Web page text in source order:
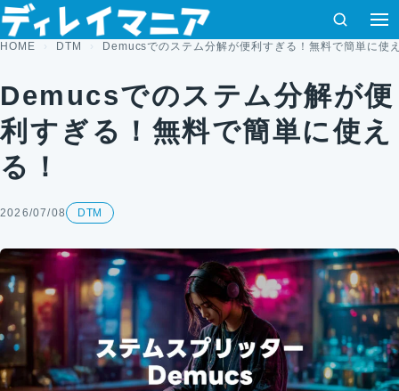
コンテンツへスキップ
検索
HOME DTM Demucsでのステム分解が便利すぎる！無料で簡単に使
Demucsでのステム分解が便
利すぎる！無料で簡単に使え
る！
2026/07/08 DTM